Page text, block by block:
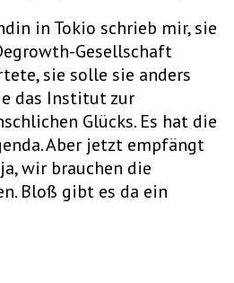
in Tokio schrieb mir, sie
Gesellschaft
sie solle sie anders
das Institut zur
Glücks. Es hat die
Aber jetzt empfängt
wir brauchen die
Bloß gibt es da ein